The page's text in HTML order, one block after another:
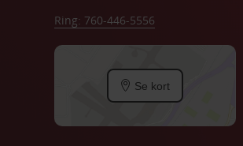
Ring: 760-446-5556
Se kort